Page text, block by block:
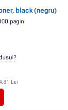
black (negru)
pagini
Lei